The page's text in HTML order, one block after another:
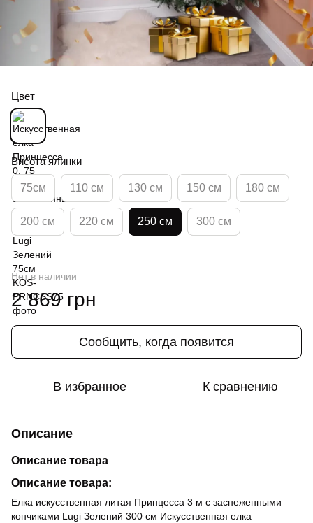
Цвет
Висота ялинки
75см 110 см 130 см 150 см 180 см
200 см 220 см 250 см 300 см
Нет в наличии
2 869 грн
Сообщить, когда появится
В избранное К сравнению
Описание
Описание товара
Описание товара:
Елка искусственная литая Принцесса 3 м с заснеженными
кончиками Lugi Зелений 300 см Искусственная елка